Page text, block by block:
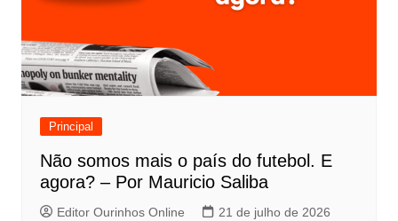
Principal
Não somos mais o país do futebol. E
agora? – Por Mauricio Saliba
Editor Ourinhos Online 21 de julho de 2026